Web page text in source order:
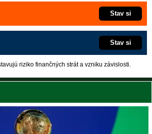
Stav si
Stav si
riziko finančných strát a vzniku závislosti.